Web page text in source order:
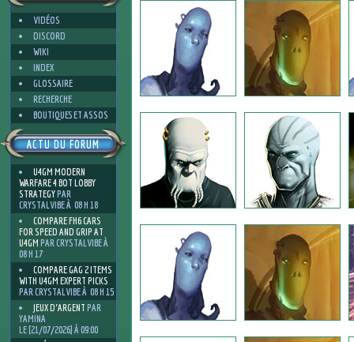
VIDÉOS
DISCORD
WIKI
INDEX
GLOSSAIRE
RECHERCHE
BOUTIQUES ET ASSOS
ACTU DU FORUM
U4GM MODERN
WARFARE 4 BOT LOBBY
STRATEGYPAR
CRYSTALVIBE À 08 H 18
COMPARE FH6 CARS
FOR SPEED AND GRIP AT
U4GM PAR CRYSTALVIBE À
08 H 17
COMPARE GAG 2 ITEMS
WITH U4GM EXPERT PICKS
PAR CRYSTALVIBE À 08 H 15
JEUX D'ARGENT PAR
YAMINA
LE [21/07/2026] À 09:00
1